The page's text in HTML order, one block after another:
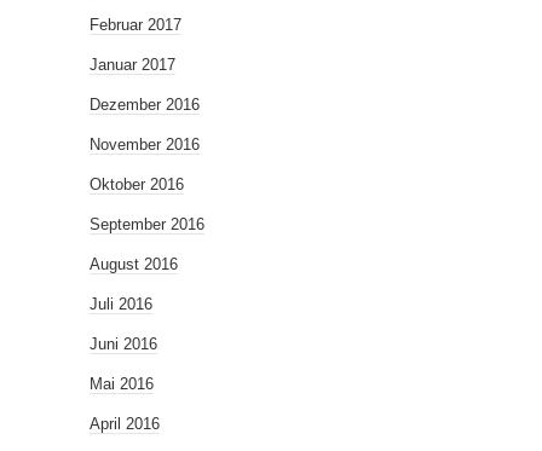
Februar 2017
Januar 2017
Dezember 2016
November 2016
Oktober 2016
September 2016
August 2016
Juli 2016
Juni 2016
Mai 2016
April 2016